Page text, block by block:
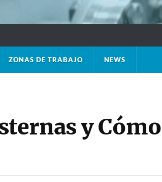
ZONAS DE TRABAJO NEWS
y Cómo